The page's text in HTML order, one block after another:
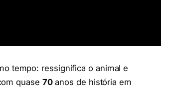
tempo: ressignifica o animal e
quase 70anos de história em